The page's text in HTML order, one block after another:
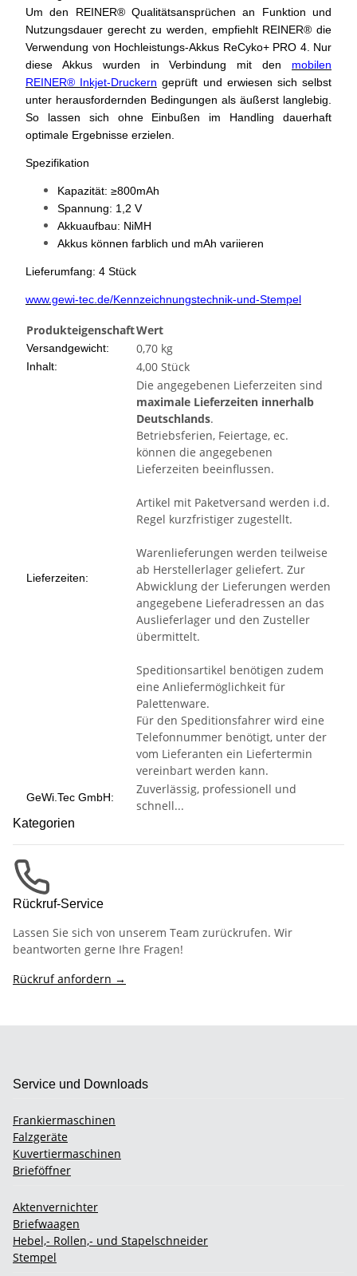
Um den REINER® Qualitätsansprüchen an Funktion und
Nutzungsdauer gerecht zu werden, empfiehlt REINER® die
Verwendung von Hochleistungs-Akkus ReCyko+ PRO 4. Nur
diese Akkus wurden in Verbindung mit den mobilen
REINER® Inkjet-Druckern geprüft und erwiesen sich selbst
unter herausfordernden Bedingungen als äußerst langlebig.
So lassen sich ohne Einbußen im Handling dauerhaft
optimale Ergebnisse erzielen.
Spezifikation
Kapazität: ≥800mAh
Spannung: 1,2 V
Akkuaufbau: NiMH
Akkus können farblich und mAh variieren
Lieferumfang: 4 Stück
www.gewi-tec.de/Kennzeichnungstechnik-und-Stempel
ProdukteigenschaftWert
Versandgewicht: 0,70 kg
Inhalt: 4,00 Stück
Lieferzeiten:
Die angegebenen Lieferzeiten sind
maximale Lieferzeiten innerhalb
Deutschlands.
Betriebsferien, Feiertage, ec.
können die angegebenen
Lieferzeiten beeinflussen.
Artikel mit Paketversand werden i.d.
Regel kurzfristiger zugestellt.
Warenlieferungen werden teilweise
ab Herstellerlager geliefert. Zur
Abwicklung der Lieferungen werden
angegebene Lieferadressen an das
Auslieferlager und den Zusteller
übermittelt.
Speditionsartikel benötigen zudem
eine Anliefermöglichkeit für
Palettenware.
Für den Speditionsfahrer wird eine
Telefonnummer benötigt, unter der
vom Lieferanten ein Liefertermin
vereinbart werden kann.
GeWi.Tec GmbH:
Zuverlässig, professionell und
schnell...
Kategorien
Rückruf-Service
Lassen Sie sich von unserem Team zurückrufen. Wir
beantworten gerne Ihre Fragen!
Rückruf anfordern →
Service und Downloads
Frankiermaschinen
Falzgeräte
Kuvertiermaschinen
Brieföffner
Aktenvernichter
Briefwaagen
Hebel,- Rollen,- und Stapelschneider
Stempel